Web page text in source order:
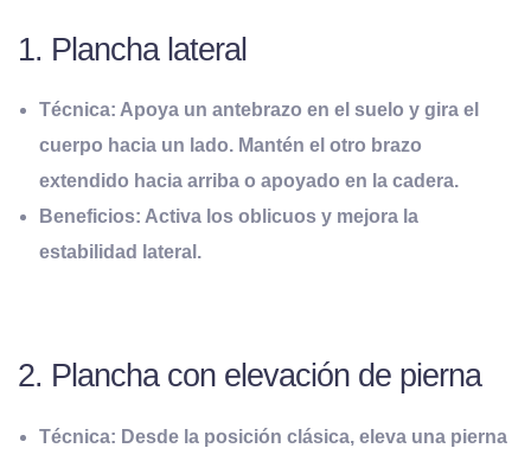
1. Plancha lateral
Técnica: Apoya un antebrazo en el suelo y gira el
cuerpo hacia un lado. Mantén el otro brazo
extendido hacia arriba o apoyado en la cadera.
Beneficios: Activa los oblicuos y mejora la
estabilidad lateral.
2. Plancha con elevación de pierna
Técnica: Desde la posición clásica, eleva una pierna